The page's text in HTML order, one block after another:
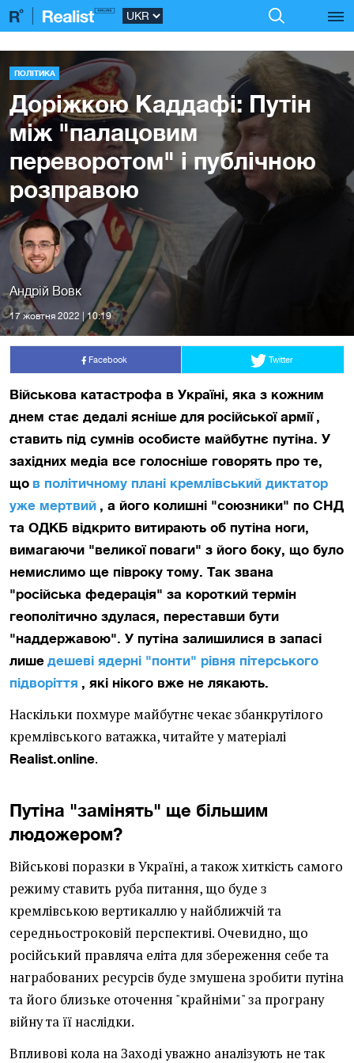
ПОЛІТИКА
Доріжкою Каддафі: Путін
між "палацовим
переворотом" і публічною
розправою
Андрій Вовк
17 жовтня 2022 | 10:19
Facebook Twitter
Військова катастрофа в Україні, яка з кожним
днем стає дедалі ясніше для російської армії ,
ставить під сумнів особисте майбутнє путіна. У
західних медіа все голосніше говорять про те,
що в політичному плані кремлівський диктатор
уже мертвий , а його колишні "союзники" по СНД
та ОДКБ відкрито витирають об путіна ноги,
вимагаючи "великої поваги" з його боку, що було
немислимо ще півроку тому. Так звана
"російська федерація" за короткий термін
геополітично здулася, переставши бути
"наддержавою". У путіна залишилися в запасі
лише дешеві ядерні "понти" рівня пітерського
підворіття , які нікого вже не лякають.
Наскільки похмуре майбутнє чекає збанкрутілого
кремлівського ватажка, читайте у матеріалі
Realist.online.
Путіна "замінять" ще більшим
людожером?
Військові поразки в Україні, а також хиткість самого
режиму ставить руба питання, що буде з
кремлівською вертикаллю у найближчій та
середньостроковій перспективі. Очевидно, що
російський правляча еліта для збереження себе та
награбованих ресурсів буде змушена зробити путіна
та його близьке оточення "крайніми" за програну
війну та її наслідки.
Впливові кола на Заході уважно аналізують не так